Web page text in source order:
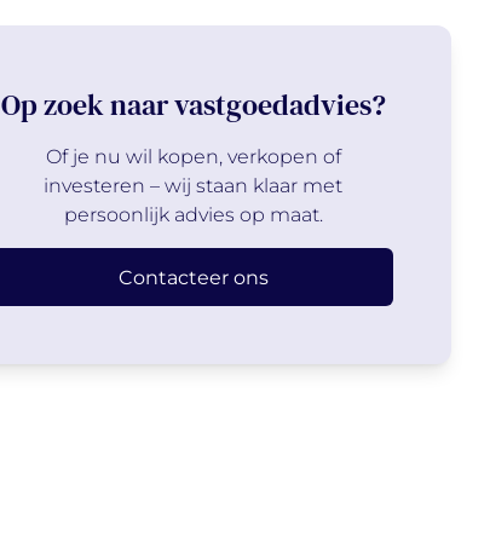
Op zoek naar vastgoedadvies?
Of je nu wil kopen, verkopen of
investeren – wij staan klaar met
persoonlijk advies op maat.
Contacteer ons